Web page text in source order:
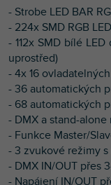
- Strobe LED BAR
- 224x SMD RGB
- 112x SMD bílé
uprostřed)
- 4x 16
- 36 automatických
- 68 automatických
- DMX a stand-alone
- Funkce Master/
- 3 zvukové režimy
- DMX IN/OUT přes
- Napájení IN/OUT